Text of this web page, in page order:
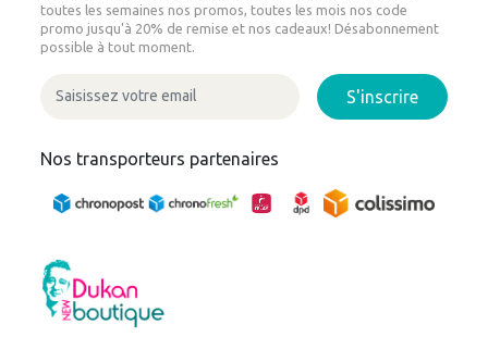
toutes les semaines nos promos, toutes les mois nos code
promo jusqu'à 20% de remise et nos cadeaux! Désabonnement
possible à tout moment.
S'inscrire
Nos transporteurs partenaires